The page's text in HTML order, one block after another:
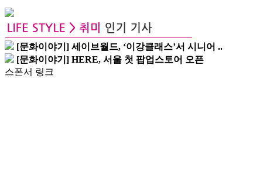
[문화이야기] 세이브월드, ‘이강클래스’서 시니어 ..
[문화이야기] HERE, 서울 첫 팝업스토어 오픈
스폰서 링크